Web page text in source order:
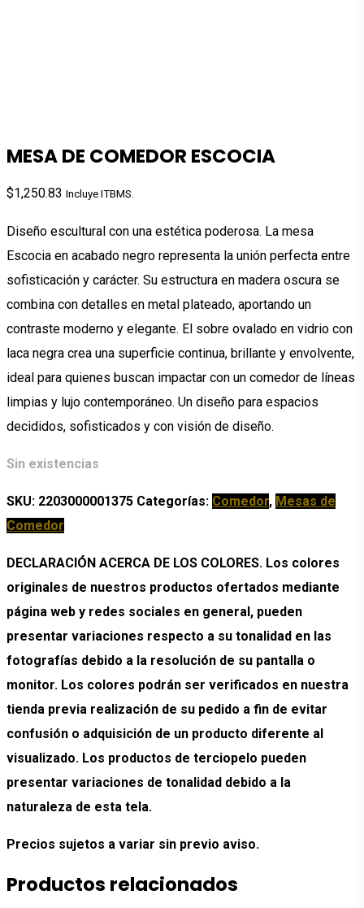
MESA DE COMEDOR ESCOCIA
$1,250.83 Incluye ITBMS.
Diseño escultural con una estética poderosa. La mesa
Escocia en acabado negro representa la unión perfecta entre
sofisticación y carácter. Su estructura en madera oscura se
combina con detalles en metal plateado, aportando un
contraste moderno y elegante. El sobre ovalado en vidrio con
laca negra crea una superficie continua, brillante y envolvente,
ideal para quienes buscan impactar con un comedor de líneas
limpias y lujo contemporáneo. Un diseño para espacios
decididos, sofisticados y con visión de diseño.
Sin existencias
SKU: 2203000001375 Categorías: Comedor, Mesas de
Comedor
DECLARACIÓN ACERCA DE LOS COLORES. Los colores
originales de nuestros productos ofertados mediante
página web y redes sociales en general, pueden
presentar variaciones respecto a su tonalidad en las
fotografías debido a la resolución de su pantalla o
monitor. Los colores podrán ser verificados en nuestra
tienda previa realización de su pedido a fin de evitar
confusión o adquisición de un producto diferente al
visualizado. Los productos de terciopelo pueden
presentar variaciones de tonalidad debido a la
naturaleza de esta tela.
Precios sujetos a variar sin previo aviso.
Productos relacionados